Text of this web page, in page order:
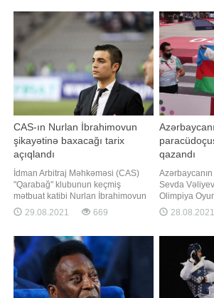
(Özbəkistan) qarşılaşıb. Tərəflər
əvvəlcə bir-birinə qarşı uğurlu fənd
edərək vaza-ari xalı alıb. Daha
sonra Hüseyn Golde
Dünya
sentyabrın
çıxıb-
CAS-ın Nurlan İbrahimovun
şikayətinə baxacağı tarix
açıqlandı
İdman Arbitraj Məhkəməsi (CAS)
"Qarabağ" klubunun keçmiş
mətbuat katibi Nurlan İbrahimovun
UEFA-ya qarşı şikayət ərizəsinə
baxacaq. Dinləmələr oktyabrın 8-nə
İbrahimov 44 günlük müharibə
zamanı "Facebook" hesabında
ermənilərlə bağlı paylaşımın
29.08.2021 669
qazandı
Sevda
Olimpiya
görüşünə
çəki
qarşılaşmada
Rəqini 1:0
Vəliyeva
28.08.2021